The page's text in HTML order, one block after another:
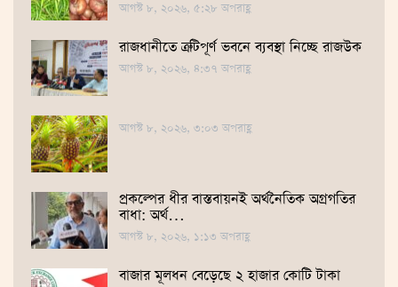
আগস্ট ৮, ২০২৬, ৫:২৮ অপরাহ্ণ
রাজধানীতে ত্রুটিপূর্ণ ভবনে ব্যবস্থা নিচ্ছে রাজউক
আগস্ট ৮, ২০২৬, ৪:৩৭ অপরাহ্ণ
আগস্ট ৮, ২০২৬, ৩:০৩ অপরাহ্ণ
প্রকল্পের ধীর বাস্তবায়নই অর্থনৈতিক অগ্রগতির
বাধা: অর্থ…
আগস্ট ৮, ২০২৬, ১:১৩ অপরাহ্ণ
বাজার মূলধন বেড়েছে ২ হাজার কোটি টাকা